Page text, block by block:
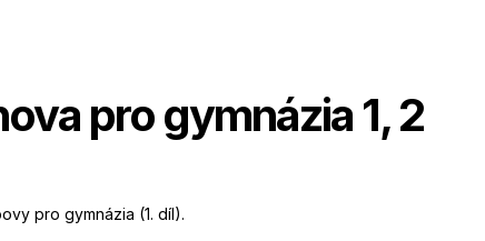
pro gymnázia 1, 2
pro gymnázia (1. díl).